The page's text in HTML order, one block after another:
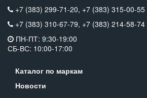
+7 (383) 299-71-20, +7 (383) 315-00-55
+7 (383) 310-67-79, +7 (383) 214-58-74
ПН-ПТ: 9:30-19:00
СБ-ВС: 10:00-17:00
Каталог по маркам
Новости